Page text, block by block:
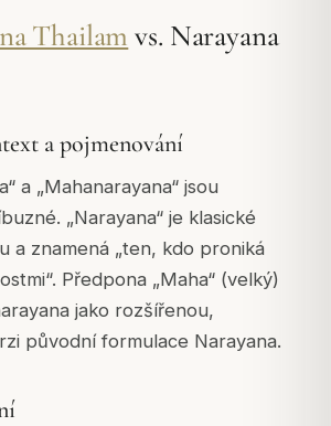
Thailam vs. Narayana
a pojmenování
a „Mahanarayana“ jsou
„Narayana“ je klasické
a znamená „ten, kdo proniká
Předpona „Maha“ (velký)
jako rozšířenou,
původní formulace Narayana.